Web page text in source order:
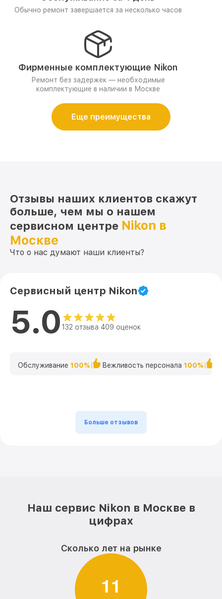
Обычно ремонт завершается за несколько часов
Фирменные комплектующие Nikon
Ремонт без задержек — необходимые
комплектующие в наличии в Москве
Еще преимущества
Отзывы наших клиентов скажут
больше, чем мы о нашем
сервисном центре Nikon в
Москве
Что о нас думают наши клиенты?
Сервисный центр Nikon
5.0 132 отзыва 409 оценок
Обслуживание 100% Вежливость персонала 100%
Больше отзывов
Наш сервис Nikon в Москве в
цифрах
Сколько лет на рынке
11